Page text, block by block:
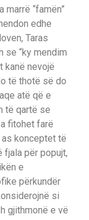
“famën”
edhe
Taras
se “ky mendim
kanë nevojë
të thotë së do
atë që e
të qartë se
fitohet farë
as konceptet të
fjala për popujt,
e
përkundër
si
gjithmonë e vë